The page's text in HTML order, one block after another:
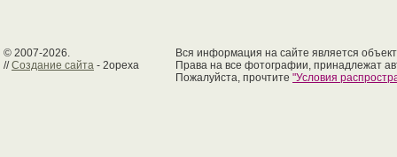
© 2007-2026.
//Создание сайта - 2opexa
Вся информация на сайте является
Права на все фотографии, принадлежат
Пожалуйста, прочтите "Условия